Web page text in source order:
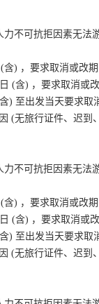
力不可抗拒因素无
) ，要求取消或改
(含) ，要求取消或
至出发当天要求取
无旅行证件、迟到
力不可抗拒因素无
) ，要求取消或改
(含) ，要求取消或
至出发当天要求取
无旅行证件、迟到